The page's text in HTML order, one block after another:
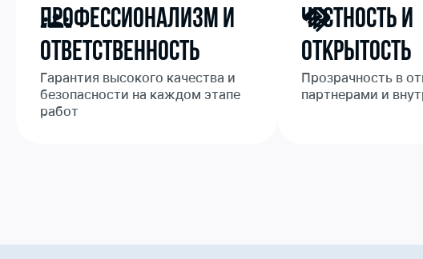
Профессионализм и
Ответственность
Гарантия высокого качества и
безопасности на каждом этапе
работ
Честность и
Открытость
Прозрачность в
партнерами и